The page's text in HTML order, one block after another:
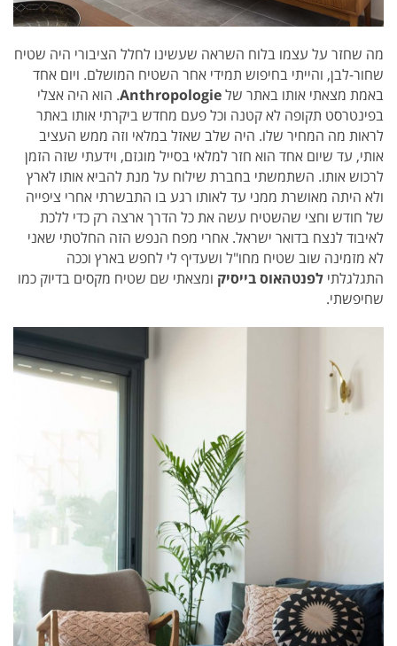
מה שחזר על עצמו בלוח השראה שעשינו לחלל הציבורי היה שטיח
שחור-לבן, והייתי בחיפוש תמידי אחר השטיח המושלם. ויום אחד
באמת מצאתי אותו באתר שלAnthropologie. הוא היה אצלי
בפינטרסט תקופה לא קטנה וכל פעם מחדש ביקרתי אותו באתר
לראות מה המחיר שלו. היה שלב שאזל במלאי וזה ממש העציב
אותי, עד שיום אחד הוא חזר למלאי בסייל מוגזם, וידעתי שזה הזמן
לרכוש אותו. השתמשתי בחברת שילוח על מנת להביא אותו לארץ
ולא היתה מאושרת ממני עד לאותו רגע בו התבשרתי אחרי ציפייה
של חודש וחצי שהשטיח עשה את כל הדרך ארצה רק כדי ללכת
לאיבוד לנצח בדואר ישראל. אחרי מפח הנפש הזה החלטתי שאני
לא מזמינה שוב שטיח מחו"ל ושעדיף לי לחפש בארץ וככה
התגלגלתי לפנטהאוס בייסיק ומצאתי שם שטיח מקסים בדיוק כמו
שחיפשתי.